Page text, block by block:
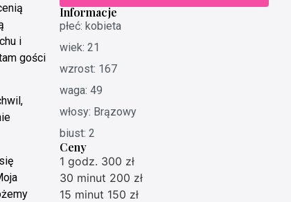
i
gości
Informacje
płeć: kobieta
wiek: 21
wzrost: 167
waga: 49
włosy: Brązowy
biust: 2
Ceny
1 godz. 300 zł
30 minut 200 zł
15 minut 150 zł